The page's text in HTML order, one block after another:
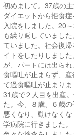
初めまして。37歳の
ダイエットから拒食
入院をしました。20
も繰り返していまし
ていました。社会復
イトをしたりしまし
が、パートには出ら
食嘔吐が止まらず、
て過食嘔吐が止まりま
31歳で２人目を出産
た。今、８歳、６歳
悪くなり、動けなく
学病院に行きました。